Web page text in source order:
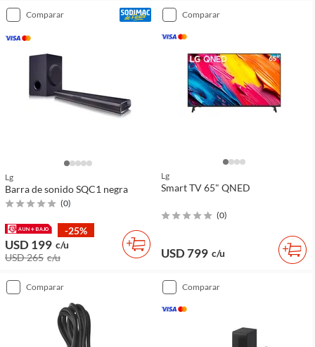
comparar
Lg
Barra de sonido SQC1 negra
(0)
-25%
USD 199 c/u
USD 265 c/u
comparar
Lg
Smart TV 65" QNED
(0)
USD 799 c/u
comparar comparar